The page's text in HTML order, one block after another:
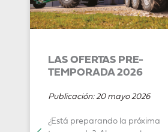
LAS OFERTAS PRE-
TEMPORADA 2026
Publicación:20 mayo 2026
¿Está preparando la próxima